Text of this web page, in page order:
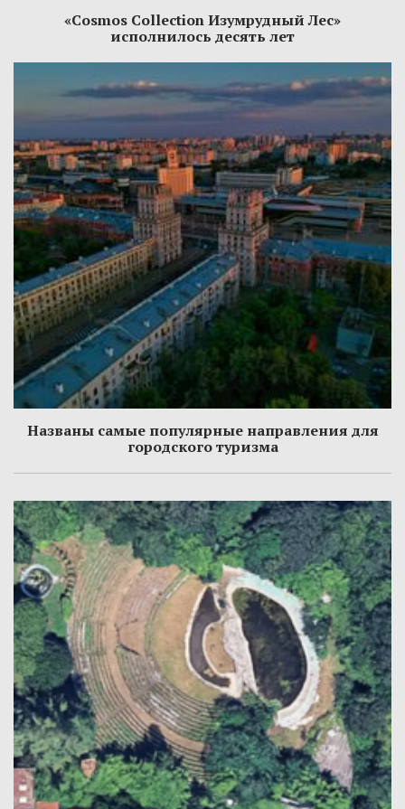
«Cosmos Collection Изумрудный Лес»
исполнилось десять лет
Названы самые популярные направления для
городского туризма